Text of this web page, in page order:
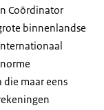
Coördinator
binnenlandse
maar eens